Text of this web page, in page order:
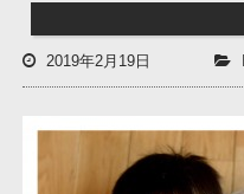
2019年2月19日